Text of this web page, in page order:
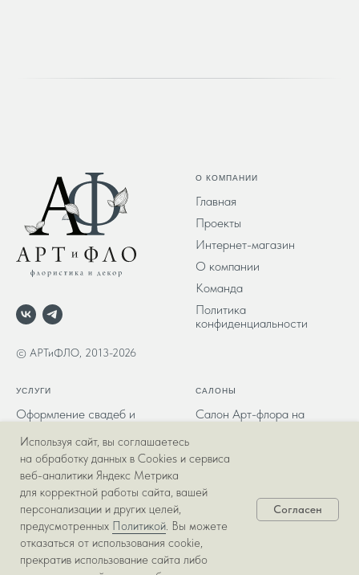
© АРТиФЛО, 2013-2026
О КОМПАНИИ
Главная
Проекты
Интернет-магазин
О компании
Команда
Политика
конфиденциальности
УСЛУГИ
Оформление свадеб и
Букеты и композиции
Декорирование частных и
коммерческих пространств
Озеленение офисов
САЛОНЫ
Салон Арт-флора на
Используя сайт, вы соглашаетесь
на обработку данных в Cookies и сервиса
веб-аналитики Яндекс Метрика
для корректной работы сайта, вашей
персонализации и других целей,
предусмотренных Политикой. Вы можете
отказаться от использования cookie,
прекратив использование сайта либо
Согласен